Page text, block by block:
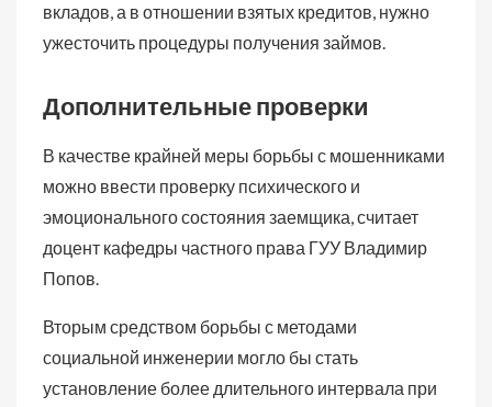
вкладов, а в отношении взятых кредитов, нужно
ужесточить процедуры получения займов.
Дополнительные проверки
В качестве крайней меры борьбы с мошенниками
можно ввести проверку психического и
эмоционального состояния заемщика, считает
доцент кафедры частного права ГУУ Владимир
Попов.
Вторым средством борьбы с методами
социальной инженерии могло бы стать
установление более длительного интервала при